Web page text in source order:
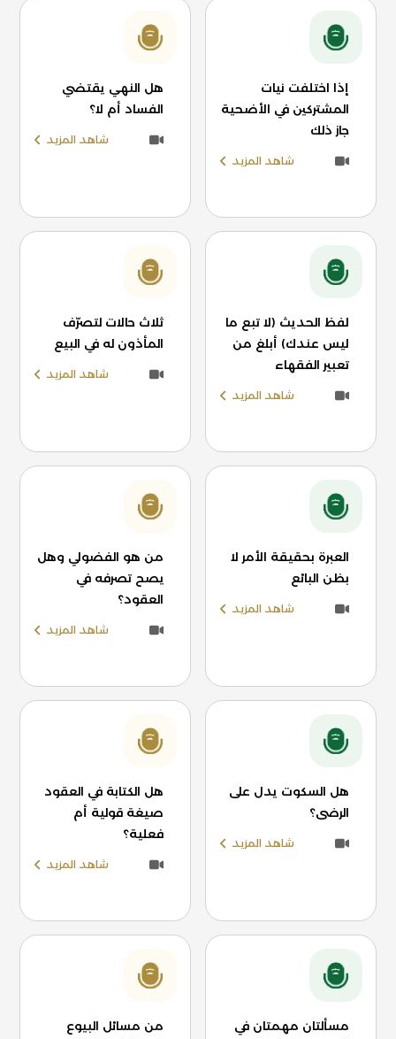
إذا اختلفت نيات
المشتركين في الأضحية
جاز ذلك
شاهد المزيد
هل النهي يقتضي
الفساد أم لا؟
شاهد المزيد
لفظ الحديث (لا تبع ما
ليس عندك) أبلغ من
تعبير الفقهاء
شاهد المزيد
ثلاث حالات لتصرّف
المأذون له في البيع
شاهد المزيد
العبرة بحقيقة الأمر لا
بظن البائع
شاهد المزيد
من هو الفضولي وهل
يصح تصرفه في
العقود؟
شاهد المزيد
هل السكوت يدل على
الرضى؟
شاهد المزيد
هل الكتابة في العقود
صيغة قولية أم
فعلية؟
شاهد المزيد
مسألتان مهمتان في
من مسائل البيوع